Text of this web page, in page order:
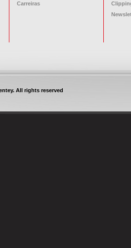
Carreiras
All rights reserved